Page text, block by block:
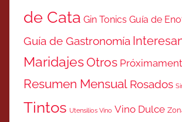
de Cata Gin Tonics Guía de
Guía de Gastronomía
MaridajesOtros
Resumen Mensual Rosados
Tintos Utensilios Vino Vino Dulce